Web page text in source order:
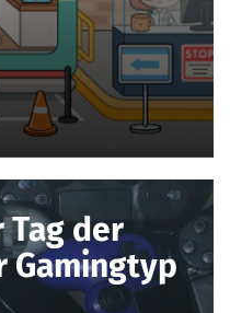
der
Gamingtyp